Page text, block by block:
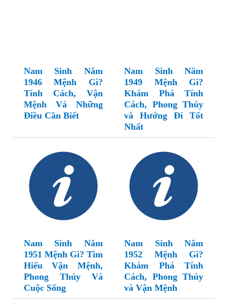
Nam Sinh Năm
1946 Mệnh Gì?
Tính Cách, Vận
Mệnh Và Những
Điều Cần Biết
Nam Sinh Năm
1949 Mệnh Gì?
Khám Phá Tính
Cách, Phong Thủy
và Hướng Đi Tốt
Nhất
Nam Sinh Năm
1951 Mệnh Gì? Tìm
Hiểu Vận Mệnh,
Phong Thủy Và
Cuộc Sống
Nam Sinh Năm
1952 Mệnh Gì?
Khám Phá Tính
Cách, Phong Thủy
và Vận Mệnh